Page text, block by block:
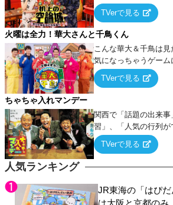
人気ランキング
JR東海の「はぴ
は大阪と京都のみ
みたらこうなる！…ハ
論”に若手芸人らがカ
TVerで見る
火曜は全力！華大さんと千鳥くん
こんな華大＆千鳥は
気になっちゃうゲー
ー！
TVerで見る
ちゃちゃ入れマンデー
関西で「話題の出来
習」、「人気の行列が
るテーマについて好き
ていく関西色を前面に
TVerで見る